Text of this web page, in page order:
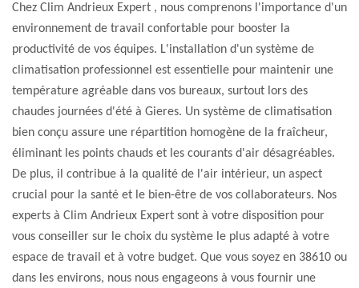
Chez Clim Andrieux Expert , nous comprenons l'importance d'un
environnement de travail confortable pour booster la
productivité de vos équipes. L'installation d'un système de
climatisation professionnel est essentielle pour maintenir une
température agréable dans vos bureaux, surtout lors des
chaudes journées d'été à Gieres. Un système de climatisation
bien conçu assure une répartition homogène de la fraîcheur,
éliminant les points chauds et les courants d'air désagréables.
De plus, il contribue à la qualité de l'air intérieur, un aspect
crucial pour la santé et le bien-être de vos collaborateurs. Nos
experts à Clim Andrieux Expert sont à votre disposition pour
vous conseiller sur le choix du système le plus adapté à votre
espace de travail et à votre budget. Que vous soyez en 38610 ou
dans les environs, nous nous engageons à vous fournir une